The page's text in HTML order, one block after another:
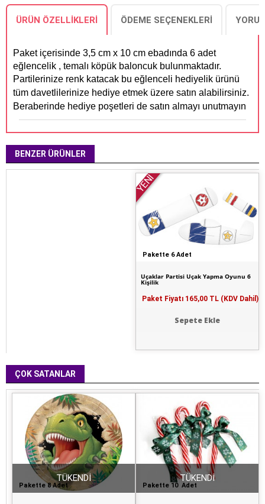
ÜRÜN ÖZELLIKLERI ÖDEME SEÇENEKLERI
Paket içerisinde 3,5 cm x 10 cm ebadında 6 adet
eğlencelik , temalı köpük baloncuk bulunmaktadır.
Partilerinize renk katacak bu eğlenceli hediyelik ürünü
tüm davetlilerinize hediye etmek üzere satın alabilirsiniz.
Beraberinde hediye poşetleri de satın almayı unutmayın
BENZER ÜRÜNLER
Pakette 6 Adet
YENİ
Uçaklar Partisi Uçak Yapma Oyunu 6
Kişilik
Paket Fiyatı 165,00 TL (KDV Dahil)
Sepete Ekle
ÇOK SATANLAR
Pakette 10 Adet
TÜKENDİ
Pakette 8 Adet
TÜKENDİ